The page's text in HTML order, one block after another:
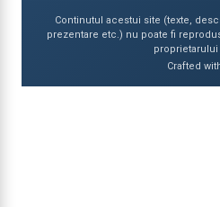
Continutul acestui site (texte,
prezentare etc.) nu poate fi
Crafted